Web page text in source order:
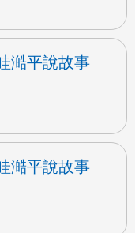
澔平說故事
澔平說故事